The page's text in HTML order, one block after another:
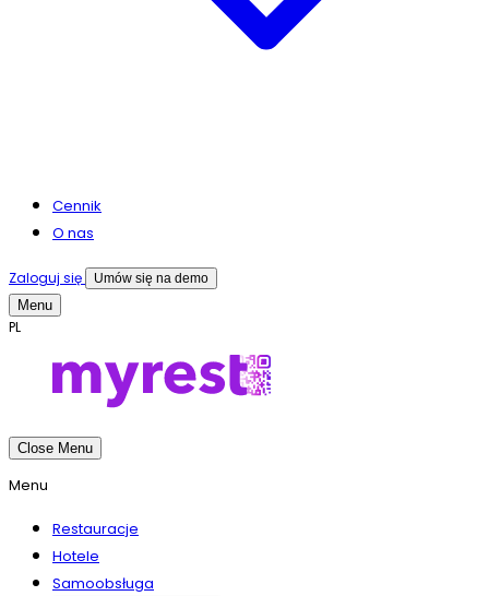
Cennik
O nas
Zaloguj się Umów się na demo
Menu
PL
Close Menu
Menu
Restauracje
Hotele
Samoobsługa